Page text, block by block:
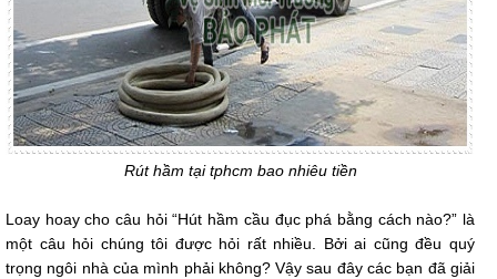
Rút hầm tại tphcm bao nhiêu tiền
Loay hoay cho câu hỏi “Hút hầm cầu đục phá bằng cách nào?” là
một câu hỏi chúng tôi được hỏi rất nhiều. Bởi ai cũng đều quý
trọng ngôi nhà của mình phải không? Vậy sau đây các bạn đã giải